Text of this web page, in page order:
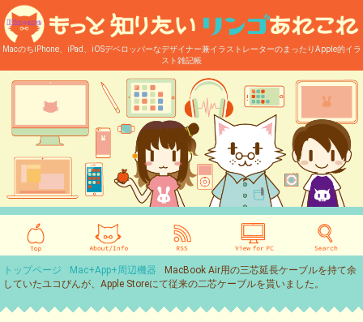
MacのちiPhone、iPad、iOSデベロッパーなデザイナー兼イラストレーターのまったりApple的イラ
スト雑記帳
トップページ Mac+App+周辺機器
MacBook Air用の三芯延長ケーブルを持て余
していたユコびんが、Apple Storeにて従来の二芯ケーブルを貰いました。